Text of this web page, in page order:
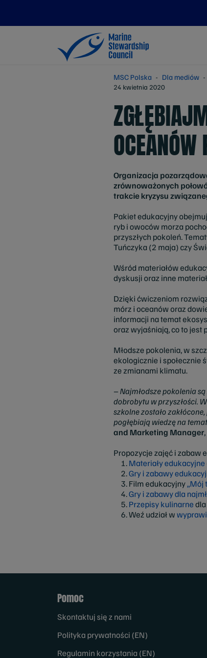
MSC Polska Dla mediów
24 kwietnia 2020
Organizacja
zrównoważonych
trakcie kryzysu
Pakiet edukacyjny
ryb i owoców morza
przyszłych pokoleń.
Tuńczyka (2 maja) czy
Wśród materiałów
dyskusji oraz inne
Dzięki ćwiczeniom
mórz i oceanów oraz
informacji na temat
oraz wyjaśniają, co to jest
Młodsze pokolenia, w
ekologicznie i społecznie
ze zmianami klimatu.
–Najmłodsze pokolenia
dobrobytu w przyszłości.
szkolne zostało
pogłębiają wiedzę na
and Marketing Manager
Propozycje zajęć i zabaw
1.Materiały edukacyjne
2.Gry i zabawy
3. Film edukacyjny„Mój
4.Gry i zabawy dla
5.Przepisy kulinarne
6. Weź udział w
Pomoc
Skontaktuj się z nami
Polityka prywatności (EN)
Regulamin korzystania (EN)